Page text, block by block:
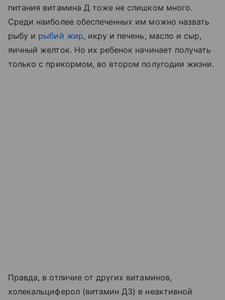
питания витамина Д тоже не слишком много.
Среди наиболее обеспеченных им можно назвать
рыбу и рыбий жир, икру и печень, масло и сыр,
яичный желток. Но их ребенок начинает получать
только с прикормом, во втором полугодии жизни.
Правда, в отличие от других витаминов,
холекальциферол (витамин Д3) в неактивной